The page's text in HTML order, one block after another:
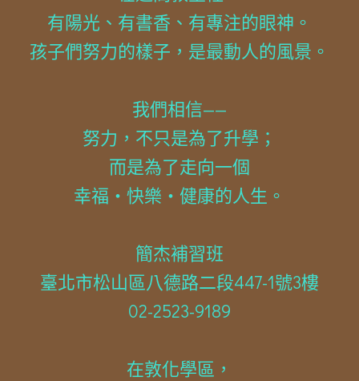
有陽光、有書香、有專注的眼神。
孩子們努力的樣子，是最動人的風景。
我們相信——
努力，不只是為了升學；
而是為了走向一個
幸福・快樂・健康的人生。
簡杰補習班
臺北市松山區八德路二段447-1號3樓
02-2523-9189
在敦化學區，